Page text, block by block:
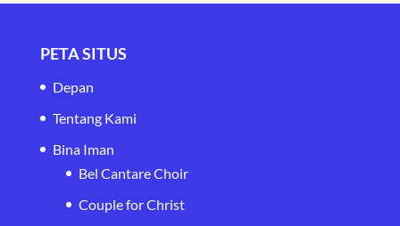
PETA SITUS
Depan
Tentang Kami
Bina Iman
Bel Cantare Choir
Couple for Christ